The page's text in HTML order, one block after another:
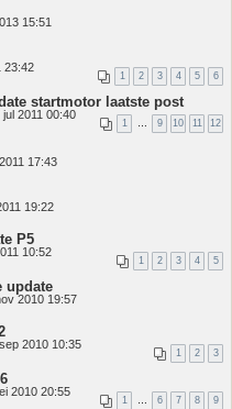
15:51
23:42
1 2 3 4 5 6
startmotor laatste post
jul 2011 00:40
1 … 9 10 11 12
17:43
19:22
P5
10:52
1 2 3 4 5
update
2010 19:57
2010 10:35
1 2 3
2010 20:55
1 … 6 7 8 9